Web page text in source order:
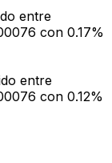
entre
con 0.17%
entre
con 0.12%